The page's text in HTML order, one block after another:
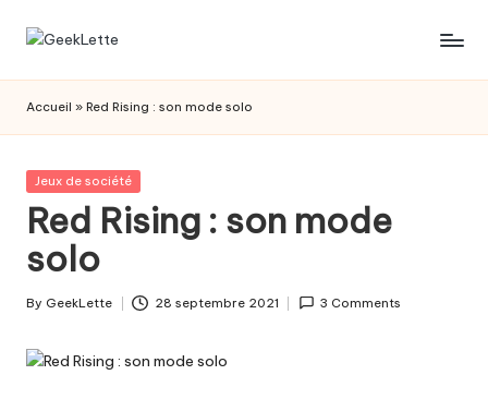
Skip
G
e
e
k
L
e
t
t
e
les
de
société
Accueil » Red Rising : son mode solo
Posted
Jeux de société
Red Rising : son mode
solo
Posted
By GeekLette 28 septembre 2021 3 Comments